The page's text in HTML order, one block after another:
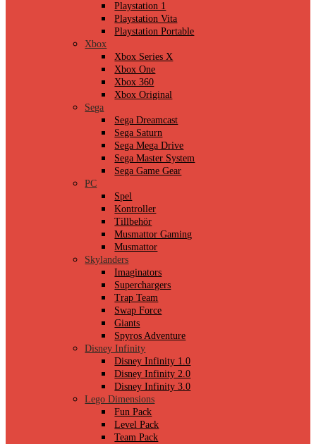
Playstation 1
Playstation Vita
Playstation Portable
Xbox
Xbox Series X
Xbox One
Xbox 360
Xbox Original
Sega
Sega Dreamcast
Sega Saturn
Sega Mega Drive
Sega Master System
Sega Game Gear
PC
Spel
Kontroller
Tillbehör
Musmattor Gaming
Musmattor
Skylanders
Imaginators
Superchargers
Trap Team
Swap Force
Giants
Spyros Adventure
Disney Infinity
Disney Infinity 1.0
Disney Infinity 2.0
Disney Infinity 3.0
Lego Dimensions
Fun Pack
Level Pack
Team Pack